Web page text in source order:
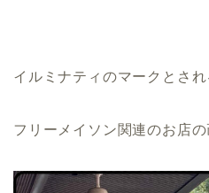
イルミナティのマークとさ
フリーメイソン関連のお店の